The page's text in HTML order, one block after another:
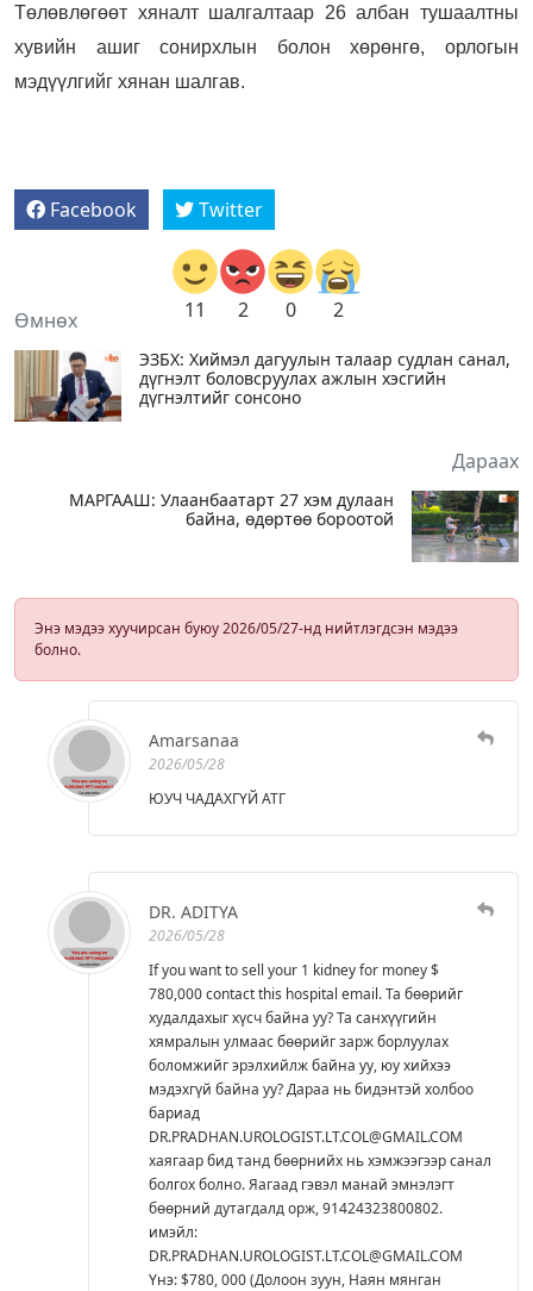
Төлөвлөгөөт хяналт шалгалтаар 26 албан тушаалтны
хувийн ашиг сонирхлын болон хөрөнгө, орлогын
мэдүүлгийг хянан шалгав.
Facebook Twitter
11 2 0 2
Өмнөх
ЭЗБХ: Хиймэл дагуулын талаар судлан санал,
дүгнэлт боловсруулах ажлын хэсгийн
дүгнэлтийг сонсоно
Дараах
МАРГААШ: Улаанбаатарт 27 хэм дулаан
байна, өдөртөө бороотой
Энэ мэдээ хуучирсан буюу 2026/05/27-нд нийтлэгдсэн мэдээ
болно.
Amarsanaa
2026/05/28
ЮУЧ ЧАДАХГҮЙ АТГ
DR. ADITYA
2026/05/28
If you want to sell your 1 kidney for money $
780,000 contact this hospital email. Та бөөрийг
худалдахыг хүсч байна уу? Та санхүүгийн
хямралын улмаас бөөрийг зарж борлуулах
боломжийг эрэлхийлж байна уу, юу хийхээ
мэдэхгүй байна уу? Дараа нь бидэнтэй холбоо
бариад
DR.PRADHAN.UROLOGIST.LT.COL@GMAIL.COM
хаягаар бид танд бөөрнийх нь хэмжээгээр санал
болгох болно. Яагаад гэвэл манай эмнэлэгт
бөөрний дутагдалд орж, 91424323800802.
имэйл:
DR.PRADHAN.UROLOGIST.LT.COL@GMAIL.COM
Yнэ: $780, 000 (Долоон зуун, Наян мянган